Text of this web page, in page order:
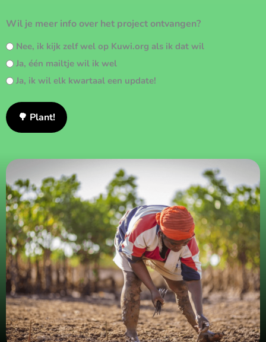
Wil je meer info over het project ontvangen?
Nee, ik kijk zelf wel op Kuwi.org als ik dat wil
Ja, één mailtje wil ik wel
Ja, ik wil elk kwartaal een update!